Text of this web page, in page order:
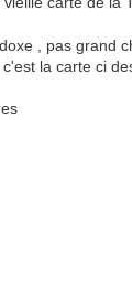
, pas grand
la carte ci